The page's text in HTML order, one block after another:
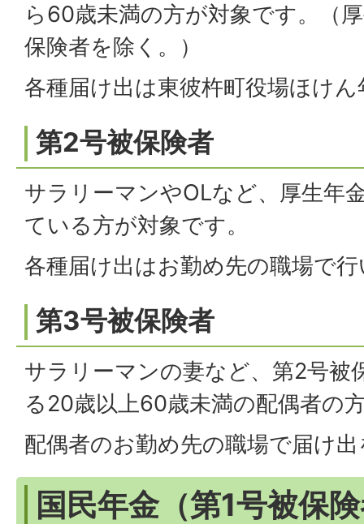
ら60歳未満の方が対象です。（
保険者を除く。）
各種届け出は東彼杵町役場ほけ
第2号被保険者
サラリーマンやOLなど、厚生年
ている方が対象です。
各種届け出はお勤め先の職場で
第3号被保険者
サラリーマンの妻など、第2号被
る20歳以上60歳未満の配偶者の
配偶者のお勤め先の職場で届け
国民年金（第1号被保